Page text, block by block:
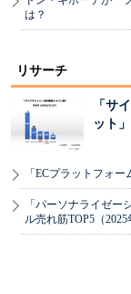
は？
リサーチ
「サ
ット
「ECプラットフォー
「パーソナライゼー
ル売れ筋TOP5（2025